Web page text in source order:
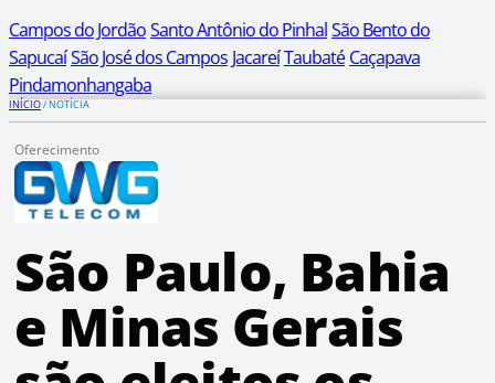
Campos do JordãoSanto Antônio do PinhalSão Bento do
SapucaíSão José dos Campos JacareíTaubaté Caçapava
Pindamonhangaba
INÍCIO/NOTÍCIA
Oferecimento
São Paulo, Bahia
e Minas Gerais